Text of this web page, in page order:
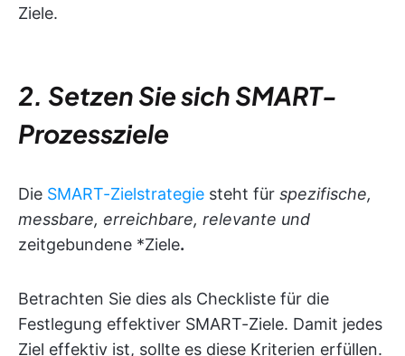
Ziele.
2. Setzen Sie sich SMART-
Prozessziele
Die SMART-Zielstrategie steht für spezifische,
messbare, erreichbare, relevante und
zeitgebundene *Ziele.
Betrachten Sie dies als Checkliste für die
Festlegung effektiver SMART-Ziele. Damit jedes
Ziel effektiv ist, sollte es diese Kriterien erfüllen.